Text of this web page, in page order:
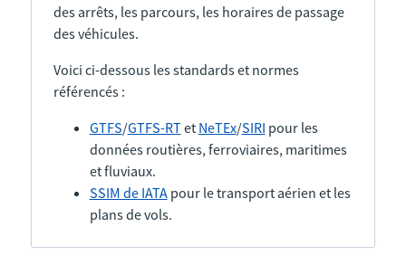
des arrêts, les parcours, les horaires de passage
des véhicules.
Voici ci-dessous les standards et normes
référencés :
GTFS/GTFS-RTet NeTEx/SIRI pour les
données routières, ferroviaires, maritimes
et fluviaux.
SSIM de IATApour le transport aérien et les
plans de vols.